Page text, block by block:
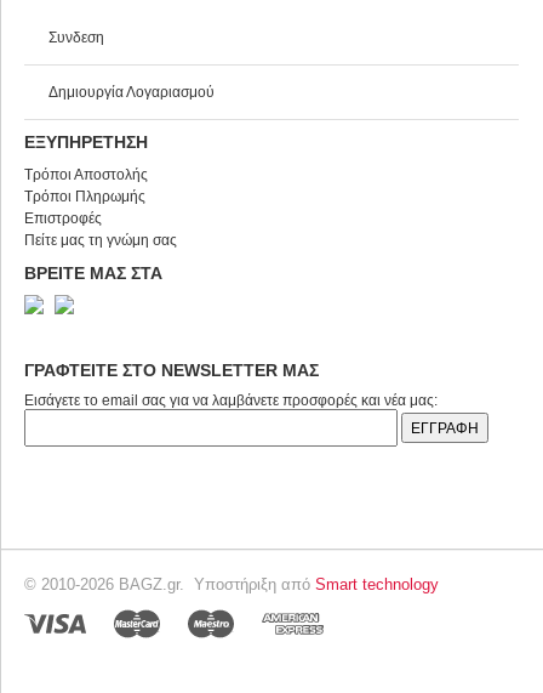
Συνδεση
Δημιουργία Λογαριασμού
ΕΞΥΠΗΡΕΤΗΣΗ
Τρόποι Αποστολής
Τρόποι Πληρωμής
Επιστροφές
Πείτε μας τη γνώμη σας
ΒΡΕΙΤΕ ΜΑΣ ΣΤΑ
ΓΡΑΦΤΕΙΤΕ ΣΤΟ NEWSLETTER ΜΑΣ
Εισάγετε το email σας για να λαμβάνετε προσφορές και νέα μας:
© 2010-2026 BAGZ.gr. Υποστήριξη από Smart technology